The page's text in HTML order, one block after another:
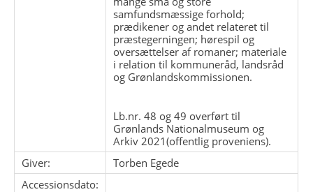
samfundsmæssige forhold;
prædikener og andet relateret til
præstegerningen; hørespil og
oversættelser af romaner; materiale
i relation til kommuneråd, landsråd
og Grønlandskommissionen.
Lb.nr. 48 og 49 overført til
Grønlands Nationalmuseum og
Arkiv 2021(offentlig proveniens).
Giver:
Torben Egede
Accessionsdato: